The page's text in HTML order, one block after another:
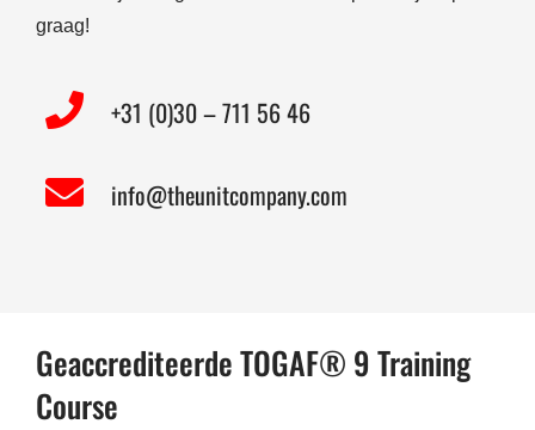
graag!
+31 (0)30 – 711 56 46
info@theunitcompany.com
Geaccrediteerde TOGAF® 9 Training
Course